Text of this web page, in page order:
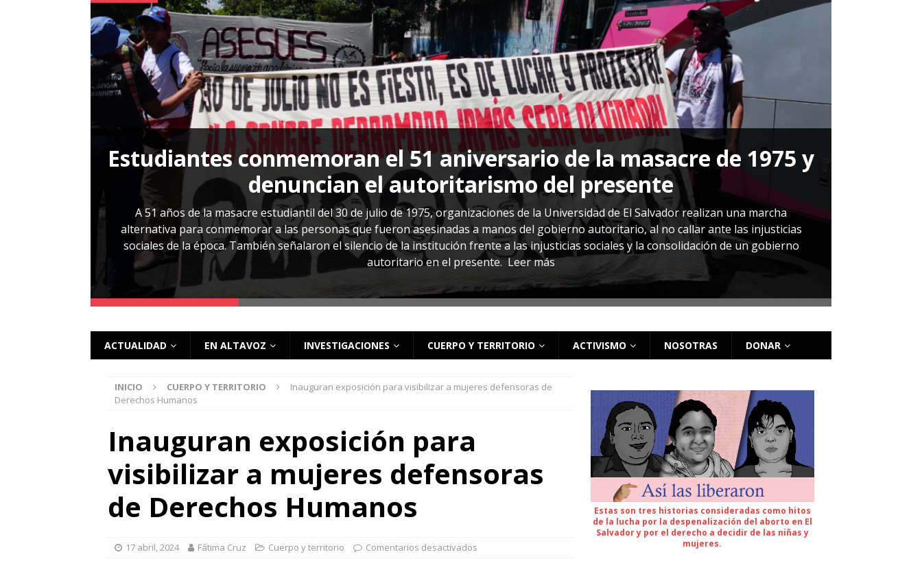
ACTUALIDAD
[ 24 julio, 2026 ] A María Hildaura le falló el Estado OPINIÓN
[ 28 julio, 2026 ] Más allá de los casos: cómo entender el VIH en El Salvador ACTUALIDAD
Estudiantes conmemoran el 51 aniversario de la masacre de 1975 y
denuncian el autoritarismo del presente
A 51 años de la masacre estudiantil del 30 de julio de 1975, organizaciones de la Universidad de El Salvador realizan una marcha
alternativa para conmemorar a las personas que fueron asesinadas a manos del gobierno autoritario, al no callar ante las injusticias
sociales de la época. También señalaron el silencio de la institución frente a las injusticias sociales y la consolidación de un gobierno
autoritario en el presente.Leer más
ACTUALIDAD EN ALTAVOZ INVESTIGACIONES CUERPO Y TERRITORIO ACTIVISMO NOSOTRAS DONAR
INICIO CUERPO Y TERRITORIO
Inauguran exposición para visibilizar a mujeres defensoras de
Derechos Humanos
Inauguran exposición para
visibilizar a mujeres defensoras
de Derechos Humanos
17 abril, 2024 Fátima Cruz Cuerpo y territorio Comentarios desactivados
Estas son tres historias consideradas como hitos
de la lucha por la despenalización del aborto en El
Salvador y por el derecho a decidir de las niñas y
mujeres.